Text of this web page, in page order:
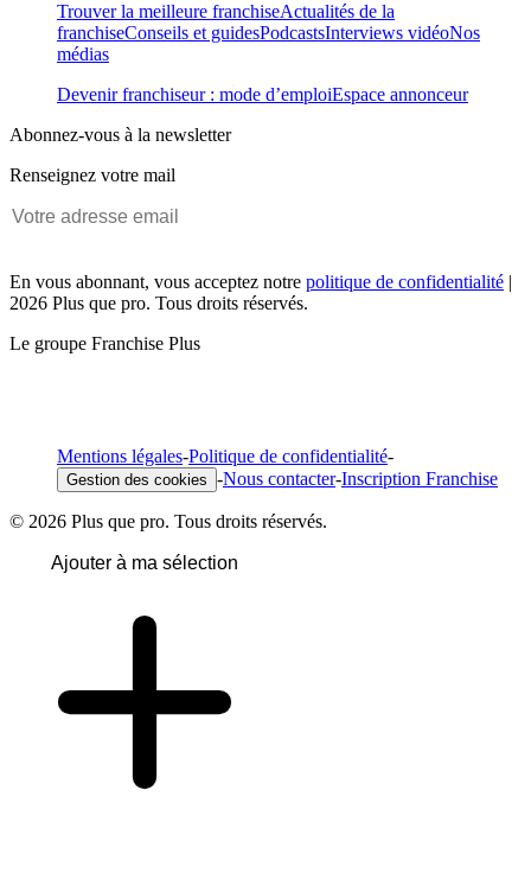
Trouver la meilleure franchiseActualités de la
franchiseConseils et guidesPodcastsInterviews vidéoNos
médias
Devenir franchiseur : mode d’emploiEspace annonceur
Abonnez-vous à la newsletter
Renseignez votre mail
En vous abonnant, vous acceptez notre politique de confidentialité |
2026 Plus que pro. Tous droits réservés.
Le groupe Franchise Plus
Mentions légales-Politique de confidentialité-
Gestion des cookies -Nous contacter-Inscription Franchise
© 2026 Plus que pro. Tous droits réservés.
Ajouter à ma sélection